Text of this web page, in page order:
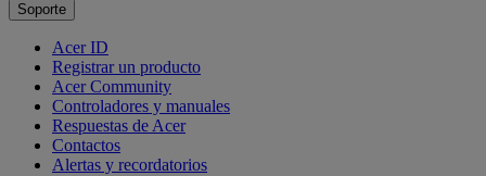
Soporte
Acer ID
Registrar un producto
Acer Community
Controladores y manuales
Respuestas de Acer
Contactos
Alertas y recordatorios